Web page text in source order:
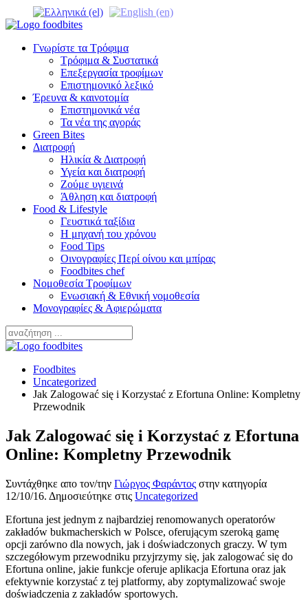
Γνωρίστε τα Τρόφιμα
Τρόφιμα & Συστατικά
Επεξεργασία τροφίμων
Επιστημονικό λεξικό
Έρευνα & καινοτομία
Επιστημονικά νέα
Τα νέα της αγοράς
Green Bites
Διατροφή
Ηλικία & Διατροφή
Υγεία και διατροφή
Ζούμε υγιεινά
Άθληση και διατροφή
Food & Lifestyle
Γευστικά ταξίδια
Η μηχανή του χρόνου
Food Tips
Οινογραφίες Περί οίνου και μπίρας
Foodbites chef
Νομοθεσία Τροφίμων
Ενωσιακή & Εθνική νομοθεσία
Μονογραφίες & Αφιερώματα
Foodbites
Uncategorized
Jak Zalogować się i Korzystać z Efortuna Online: Kompletny
Przewodnik
Jak Zalogować się i Korzystać z Efortuna
Online: Kompletny Przewodnik
Συντάχθηκε απο τον/την Γιώργος Φαράντος στην κατηγορία
12/10/16. Δημοσιεύτηκε στις Uncategorized
Efortuna jest jednym z najbardziej renomowanych operatorów
zakładów bukmacherskich w Polsce, oferującym szeroką gamę
opcji zarówno dla nowych, jak i doświadczonych graczy. W tym
szczegółowym przewodniku przyjrzymy się, jak zalogować się do
Efortuna online, jakie funkcje oferuje aplikacja Efortuna oraz jak
efektywnie korzystać z tej platformy, aby zoptymalizować swoje
doświadczenia z zakładów sportowych.